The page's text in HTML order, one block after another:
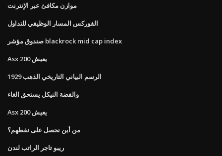
موازن مكافئ عبر الإنترنت
الفوركس المسار الوظيفي للتداول
صندوق مؤشر blackrock mid cap index
Asx 200 يعيش
الرسم البياني التاريخي الذهب 1929
والفضة النيكل يستحق الغاء
Asx 200 يعيش
من أين نحصل على نفطهم؟
ريبو تاجر الراتب لندن